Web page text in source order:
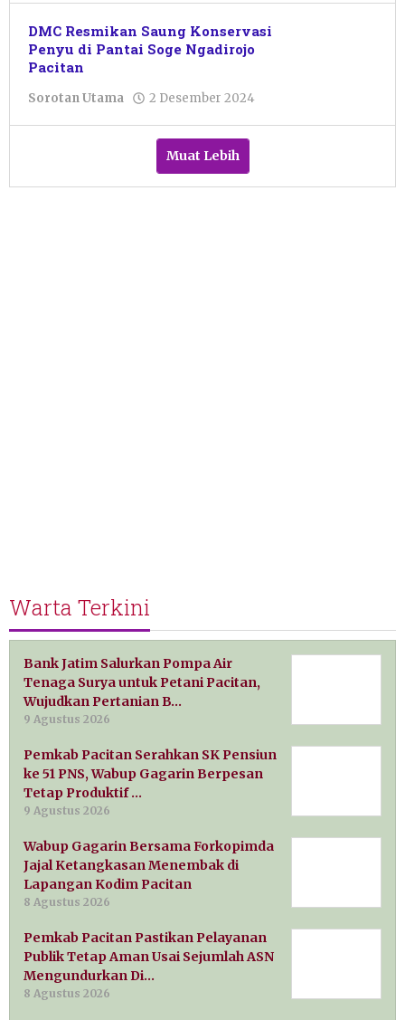
Wulandari
DMC Resmikan Saung Konservasi
Penyu di Pantai Soge Ngadirojo
Pacitan
Sorotan Utama 2 Desember 2024
Muat Lebih
Warta Terkini
Bank Jatim Salurkan Pompa Air
Tenaga Surya untuk Petani Pacitan,
Wujudkan Pertanian B…
9 Agustus 2026
Pemkab Pacitan Serahkan SK Pensiun
ke 51 PNS, Wabup Gagarin Berpesan
Tetap Produktif …
9 Agustus 2026
Wabup Gagarin Bersama Forkopimda
Jajal Ketangkasan Menembak di
Lapangan Kodim Pacitan
8 Agustus 2026
Pemkab Pacitan Pastikan Pelayanan
Publik Tetap Aman Usai Sejumlah ASN
Mengundurkan Di…
8 Agustus 2026